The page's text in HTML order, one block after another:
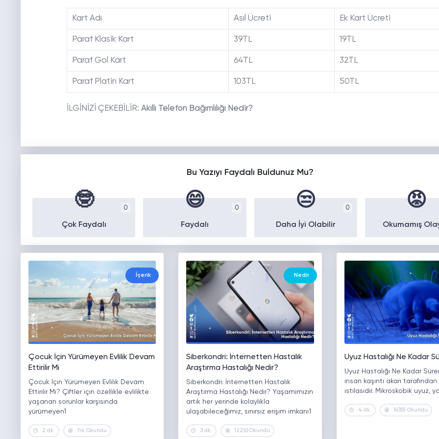
Kart Adı Asıl Ücreti Ek Kart Ücreti
Paraf Klasik Kart 39TL 19TL
Paraf Gol Kart 64TL 32TL
Paraf Platin Kart 103TL 50TL
İLGİNİZİ ÇEKEBİLİR: Akıllı Telefon Bağımlılığı Nedir?
Bu Yazıyı Faydalı Buldunuz Mu?
0
🤓
Çok Faydalı
0
😄
Faydalı
0
😒
Daha İyi Olabilir
😡
Okumamış
İçerik
Çocuk İçin Yürümeyen Evlilik Devam
Ettirilir Mi
Çocuk İçin Yürümeyen Evlilik Devam
Ettirilir Mi? Çiftler için özellikle evlilikte
yaşanan sorunlar karşısında
yürümeyen1
2 dk. 114 Okundu
Nedir
Siberkondri: İnternetten Hastalık
Araştırma Hastalığı Nedir?
Siberkondri: İnternetten Hastalık
Araştırma Hastalığı Nedir? Yaşamımızın
artık her yerinde kolaylıkla
ulaşabileceğimiz, sınırsız erişim imkanı1
3 dk. 12210 Okundu
Uyuz Hastalığı Ne Kadar
Uyuz Hastalığı Ne Kadar
insan kaşıntı akarı
istilasıdır. Mikroskobik uyuz,
4 dk. 16355 Okundu